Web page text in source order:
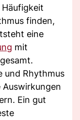
finden,
eine
mit
und Rhythmus
Ein gut